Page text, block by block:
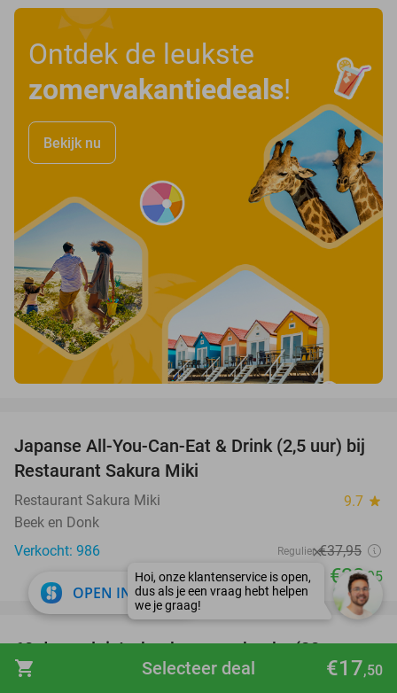
shopping_cart €17,50
Selecteer deal
Ontdek de leukste
zomervakantiedeals!
Bekijk nu
13%
Japanse All-You-Can-Eat & Drink (2,5 uur) bij
Restaurant Sakura Miki
Restaurant Sakura Miki 9.7 star
Beek en Donk
Verkocht: 986
Regulier €37,95
€32,95
100%
favorite_border
60 dagen luisterboeken en e-books (20
luisteruren)
OPEN IN APP close